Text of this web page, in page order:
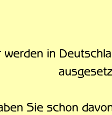
werden in
Sie schon